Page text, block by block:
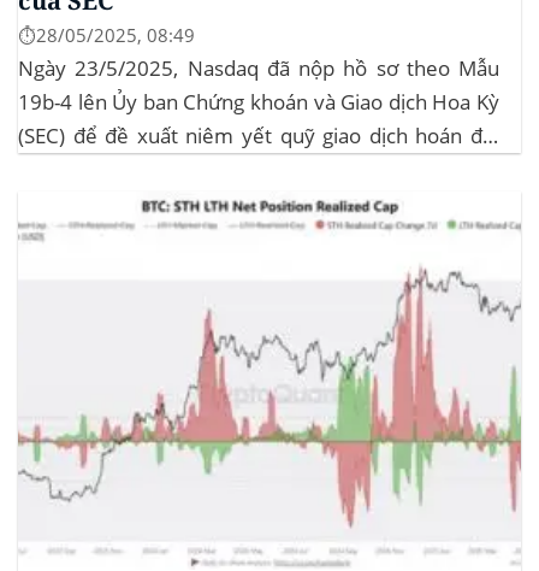
⏱️28/05/2025, 08:49
Ngày 23/5/2025, Nasdaq đã nộp hồ sơ theo Mẫu
19b-4 lên Ủy ban Chứng khoán và Giao dịch Hoa Kỳ
(SEC) để đề xuất niêm yết quỹ giao dịch hoán đổi
trình xem xét chính thức của SEC đối với...